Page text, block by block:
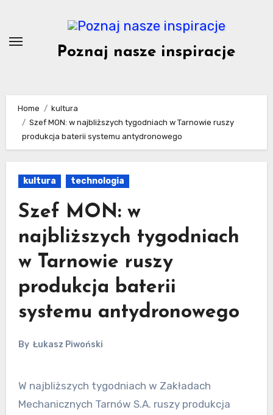
content
Poznaj nasze inspiracje
Home
kultura
Szef MON: w najbliższych tygodniach w Tarnowie ruszy
produkcja baterii systemu antydronowego
kultura technologia
Szef MON: w
najbliższych tygodniach
w Tarnowie ruszy
produkcja baterii
systemu antydronowego
By Łukasz Piwoński
W najbliższych tygodniach w Zakładach
Mechanicznych Tarnów S.A. ruszy produkcja